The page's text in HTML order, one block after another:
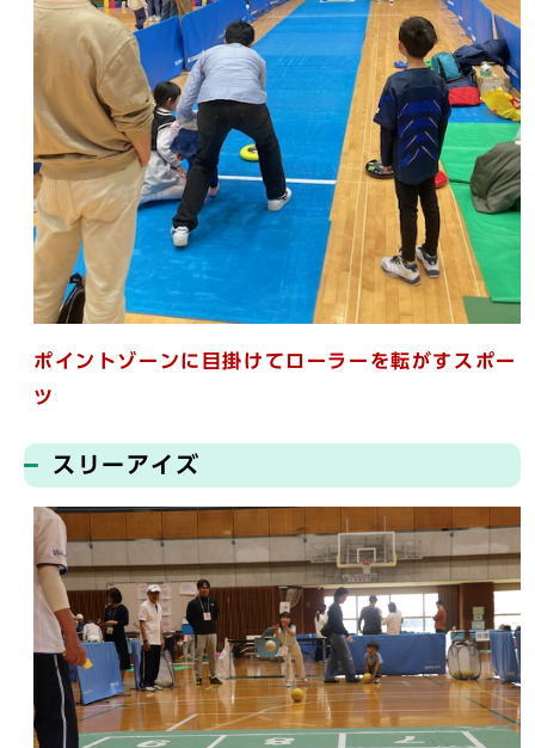
ポイントゾーンに目掛けてローラーを転がすスポー
ツ
スリーアイズ